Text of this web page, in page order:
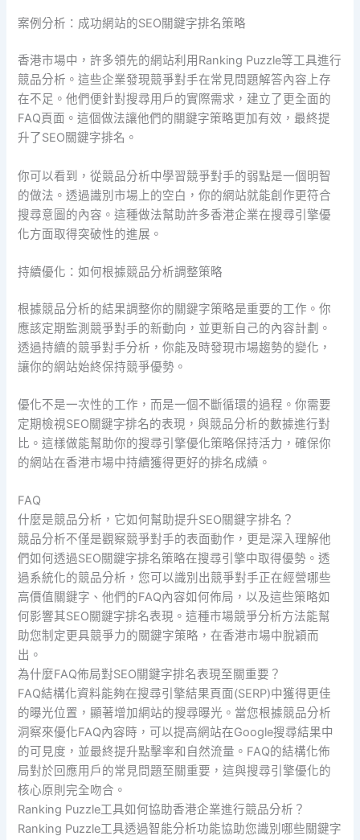
案例分析：成功網站的SEO關鍵字排名策略
香港市場中，許多領先的網站利用Ranking Puzzle等工具進行
競品分析。這些企業發現競爭對手在常見問題解答內容上存
在不足。他們便針對搜尋用戶的實際需求，建立了更全面的
FAQ頁面。這個做法讓他們的關鍵字策略更加有效，最終提
升了SEO關鍵字排名。
你可以看到，從競品分析中學習競爭對手的弱點是一個明智
的做法。透過識別市場上的空白，你的網站就能創作更符合
搜尋意圖的內容。這種做法幫助許多香港企業在搜尋引擎優
化方面取得突破性的進展。
持續優化：如何根據競品分析調整策略
根據競品分析的結果調整你的關鍵字策略是重要的工作。你
應該定期監測競爭對手的新動向，並更新自己的內容計劃。
透過持續的競爭對手分析，你能及時發現市場趨勢的變化，
讓你的網站始終保持競爭優勢。
優化不是一次性的工作，而是一個不斷循環的過程。你需要
定期檢視SEO關鍵字排名的表現，與競品分析的數據進行對
比。這樣做能幫助你的搜尋引擎優化策略保持活力，確保你
的網站在香港市場中持續獲得更好的排名成績。
FAQ
什麼是競品分析，它如何幫助提升SEO關鍵字排名？
競品分析不僅是觀察競爭對手的表面動作，更是深入理解他
們如何透過SEO關鍵字排名策略在搜尋引擎中取得優勢。透
過系統化的競品分析，您可以識別出競爭對手正在經營哪些
高價值關鍵字、他們的FAQ內容如何佈局，以及這些策略如
何影響其SEO關鍵字排名表現。這種市場競爭分析方法能幫
助您制定更具競爭力的關鍵字策略，在香港市場中脫穎而
出。
為什麼FAQ佈局對SEO關鍵字排名表現至關重要？
FAQ結構化資料能夠在搜尋引擎結果頁面(SERP)中獲得更佳
的曝光位置，顯著增加網站的搜尋曝光。當您根據競品分析
洞察來優化FAQ內容時，可以提高網站在Google搜尋結果中
的可見度，並最終提升點擊率和自然流量。FAQ的結構化佈
局對於回應用戶的常見問題至關重要，這與搜尋引擎優化的
核心原則完全吻合。
Ranking Puzzle工具如何協助香港企業進行競品分析？
Ranking Puzzle工具透過智能分析功能協助您識別哪些關鍵字